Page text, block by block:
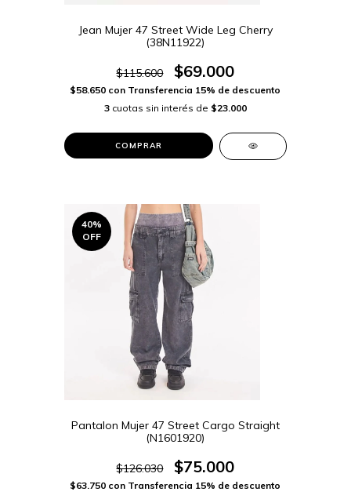
Jean Mujer 47 Street Wide Leg Cherry
(38N11922)
$115.600 $69.000
$58.650 con Transferencia 15% de descuento
3 cuotas sin interés de $23.000
COMPRAR
40%
OFF
Pantalon Mujer 47 Street Cargo Straight
(N1601920)
$126.030 $75.000
$63.750 con Transferencia 15% de descuento